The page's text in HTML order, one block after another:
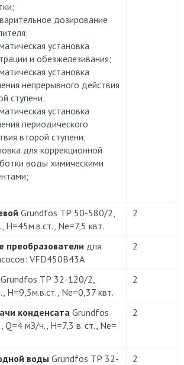
дозирование
установка
и обезжелезивания;
установка
непрерывного действия
ступени;
установка
периодического
второй ступени;
для коррекционной
воды химическими
Grundfos ТР 50-580/2,
Н=45м.в.ст., Ne=7,5 квт.
2
преобразователи для
VFD450B43A
2
Grundfos ТР 32-120/2,
Н=9,5м.в.ст., Ne=0,37 квт.
2
конденсатаGrundfos
мЗ/ч., Н=7,3 в. ст., Ne=
2
воды Grundfos ТР 32-
2